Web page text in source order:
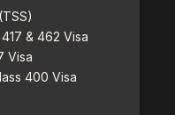
& 462 Visa
Visa
400 Visa